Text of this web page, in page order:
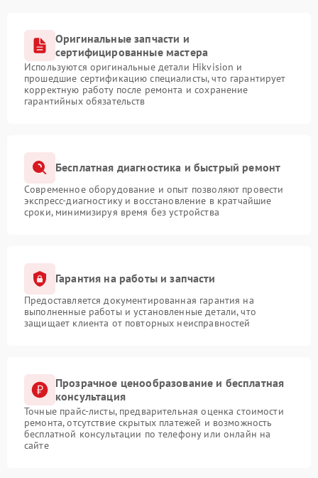
Оригинальные запчасти и
сертифицированные мастера
Используются оригинальные детали Hikvision и
прошедшие сертификацию специалисты, что гарантирует
корректную работу после ремонта и сохранение
гарантийных обязательств
Бесплатная диагностика и быстрый ремонт
Современное оборудование и опыт позволяют провести
экспресс-диагностику и восстановление в кратчайшие
сроки, минимизируя время без устройства
Гарантия на работы и запчасти
Предоставляется документированная гарантия на
выполненные работы и установленные детали, что
защищает клиента от повторных неисправностей
Прозрачное ценообразование и бесплатная
консультация
Точные прайс-листы, предварительная оценка стоимости
ремонта, отсутствие скрытых платежей и возможность
бесплатной консультации по телефону или онлайн на
сайте